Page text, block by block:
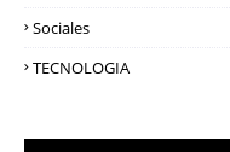
Sociales
TECNOLOGIA